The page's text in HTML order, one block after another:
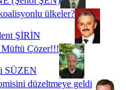
ülkeler?
ŞİRİN
Müftü Çözer!!!
SÜZEN
düzeltmeye geldi